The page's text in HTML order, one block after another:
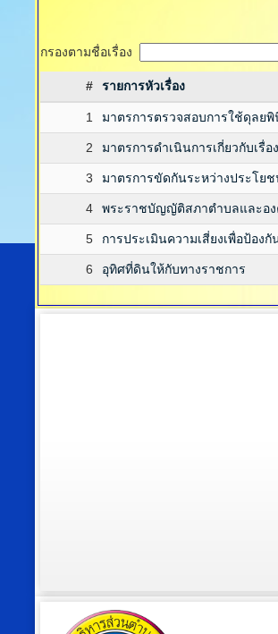
กรองตามชื่อเรื่อง
# รายการหัวเรื่อง
1 มาตรการตรวจสอบการใช้ดุลยพิ
2 มาตรการดำเนินการเกี่ยวกับเรื่อ
3 มาตรการขัดกันระหว่างประโ
4 พระราชบัญญัติสภาตำบลและอ
5 การประเมินความเสี่ยงเพื่อป้องกั
6 อุทิศที่ดินให้กับทางราชการ